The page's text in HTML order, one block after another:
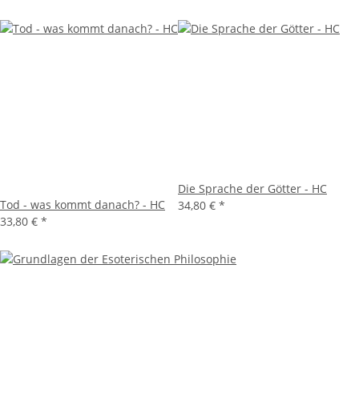
Tod - was kommt danach? - HC
33,80 € *
Die Sprache der Götter - HC
34,80 € *